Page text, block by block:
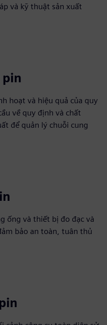
và kỹ thuật sản xuất
pin
hoạt và hiệu quả của quy
về quy định và chất
để quản lý chuỗi cung
ống và thiết bị đo đạc và
bảo an toàn, tuân thủ